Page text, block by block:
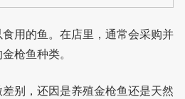
用的鱼。在店里，通常会采购并
枪鱼种类。
别，还因是养殖金枪鱼还是天然